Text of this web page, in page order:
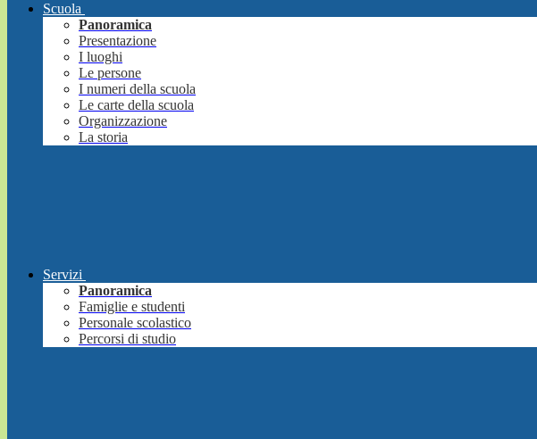
Scuola
Panoramica
Presentazione
I luoghi
Le persone
I numeri della scuola
Le carte della scuola
Organizzazione
La storia
Servizi
Panoramica
Famiglie e studenti
Personale scolastico
Percorsi di studio